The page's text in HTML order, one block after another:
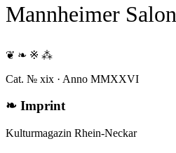
Mannheimer Salon
❦ ❧ ※ ⁂
Cat. № xix · Anno MMXXVI
❧ Imprint
Kulturmagazin Rhein-Neckar